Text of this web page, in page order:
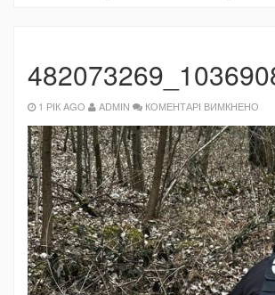
1 РІК AGO ADMIN КОМЕНТАРІ ВИМКНЕНО